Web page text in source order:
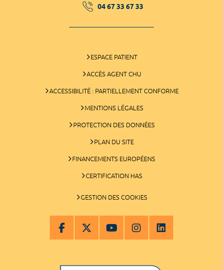
04 67 33 67 33
ESPACE PATIENT
ACCÈS AGENT CHU
ACCESSIBILITÉ : PARTIELLEMENT CONFORME
MENTIONS LÉGALES
PROTECTION DES DONNÉES
PLAN DU SITE
FINANCEMENTS EUROPÉENS
CERTIFICATION HAS
GESTION DES COOKIES